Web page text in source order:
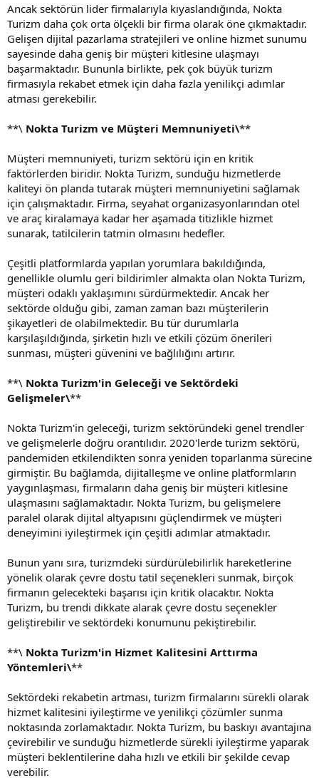
Ancak sektörün lider firmalarıyla kıyaslandığında, Nokta
Turizm daha çok orta ölçekli bir firma olarak öne çıkmaktadır.
Gelişen dijital pazarlama stratejileri ve online hizmet sunumu
sayesinde daha geniş bir müşteri kitlesine ulaşmayı
başarmaktadır. Bununla birlikte, pek çok büyük turizm
firmasıyla rekabet etmek için daha fazla yenilikçi adımlar
atması gerekebilir.
**\ Nokta Turizm ve Müşteri Memnuniyeti\**
Müşteri memnuniyeti, turizm sektörü için en kritik
faktörlerden biridir. Nokta Turizm, sunduğu hizmetlerde
kaliteyi ön planda tutarak müşteri memnuniyetini sağlamak
için çalışmaktadır. Firma, seyahat organizasyonlarından otel
ve araç kiralamaya kadar her aşamada titizlikle hizmet
sunarak, tatilcilerin tatmin olmasını hedefler.
Çeşitli platformlarda yapılan yorumlara bakıldığında,
genellikle olumlu geri bildirimler almakta olan Nokta Turizm,
müşteri odaklı yaklaşımını sürdürmektedir. Ancak her
sektörde olduğu gibi, zaman zaman bazı müşterilerin
şikayetleri de olabilmektedir. Bu tür durumlarla
karşılaşıldığında, şirketin hızlı ve etkili çözüm önerileri
sunması, müşteri güvenini ve bağlılığını artırır.
**\ Nokta Turizm'in Geleceği ve Sektördeki
Gelişmeler\**
Nokta Turizm'in geleceği, turizm sektöründeki genel trendler
ve gelişmelerle doğru orantılıdır. 2020'lerde turizm sektörü,
pandemiden etkilendikten sonra yeniden toparlanma sürecine
girmiştir. Bu bağlamda, dijitalleşme ve online platformların
yaygınlaşması, firmaların daha geniş bir müşteri kitlesine
ulaşmasını sağlamaktadır. Nokta Turizm, bu gelişmelere
paralel olarak dijital altyapısını güçlendirmek ve müşteri
deneyimini iyileştirmek için çeşitli adımlar atmaktadır.
Bunun yanı sıra, turizmdeki sürdürülebilirlik hareketlerine
yönelik olarak çevre dostu tatil seçenekleri sunmak, birçok
firmanın gelecekteki başarısı için kritik olacaktır. Nokta
Turizm, bu trendi dikkate alarak çevre dostu seçenekler
geliştirebilir ve sektördeki konumunu pekiştirebilir.
**\ Nokta Turizm'in Hizmet Kalitesini Arttırma
Yöntemleri\**
Sektördeki rekabetin artması, turizm firmalarını sürekli olarak
hizmet kalitesini iyileştirme ve yenilikçi çözümler sunma
noktasında zorlamaktadır. Nokta Turizm, bu baskıyı avantajına
çevirebilir ve sunduğu hizmetlerde sürekli iyileştirme yaparak
müşteri beklentilerine daha hızlı ve etkili bir şekilde cevap
verebilir.